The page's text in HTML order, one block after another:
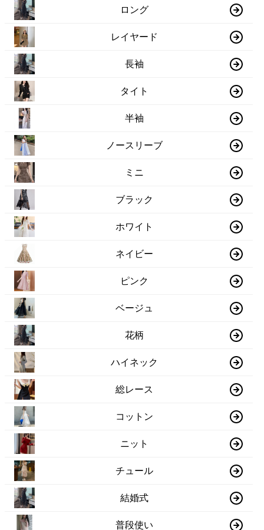
ロング
レイヤード
長袖
タイト
半袖
ノースリーブ
ミニ
ブラック
ホワイト
ネイビー
ピンク
ベージュ
花柄
ハイネック
総レース
コットン
ニット
チュール
結婚式
普段使い